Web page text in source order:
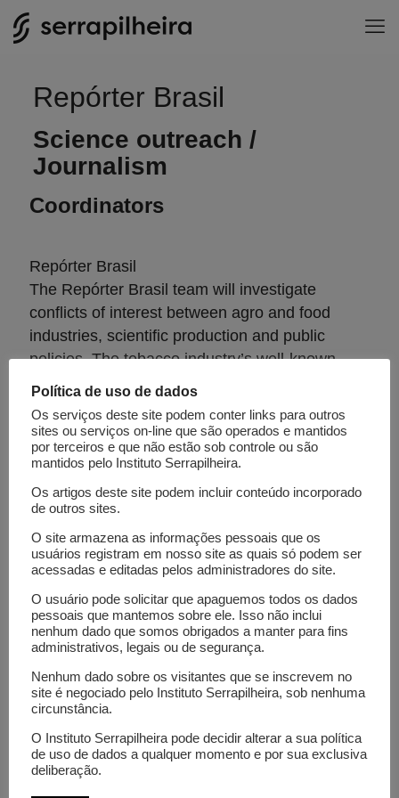
Repórter Brasil
Science outreach /
Journalism
Coordinators
Repórter Brasil
The Repórter Brasil team will investigate
conflicts of interest between agro and food
industries, scientific production and public
policies. The tobacco industry’s well-known
strategy to circumvent scientific evidence of its
impacts on public health will serve as a
framework to analyze nutrition and the undue
influence of ultra-processed food industries and
other political and economic interest groups on
public policies that impact health.
The three-year project is co-funded by the
Serrapilheira Institute and the Ibirapitanga
Institute, in a partnership aimed at investigating
conflicts of interest in science, health and food
that impact public policies.
Amount invested
750.000,00
Grant Ibirapitanga 2023 to 2026: R$ 750.000,00
Topics
Política de uso de dados
Os serviços deste site podem conter links para outros
sites ou serviços on-line que são operados e mantidos
por terceiros e que não estão sob controle ou são
mantidos pelo Instituto Serrapilheira.
Os artigos deste site podem incluir conteúdo incorporado
de outros sites.
O site armazena as informações pessoais que os
usuários registram em nosso site as quais só podem ser
acessadas e editadas pelos administradores do site.
O usuário pode solicitar que apaguemos todos os dados
pessoais que mantemos sobre ele. Isso não inclui
nenhum dado que somos obrigados a manter para fins
administrativos, legais ou de segurança.
Nenhum dado sobre os visitantes que se inscrevem no
site é negociado pelo Instituto Serrapilheira, sob nenhuma
circunstância.
O Instituto Serrapilheira pode decidir alterar a sua política
de uso de dados a qualquer momento e por sua exclusiva
deliberação.